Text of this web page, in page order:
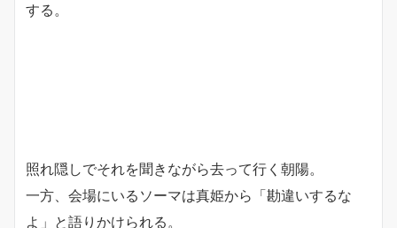
する。
照れ隠しでそれを聞きながら去って行く朝陽。
一方、会場にいるソーマは真姫から「勘違いするな
よ」と語りかけられる。